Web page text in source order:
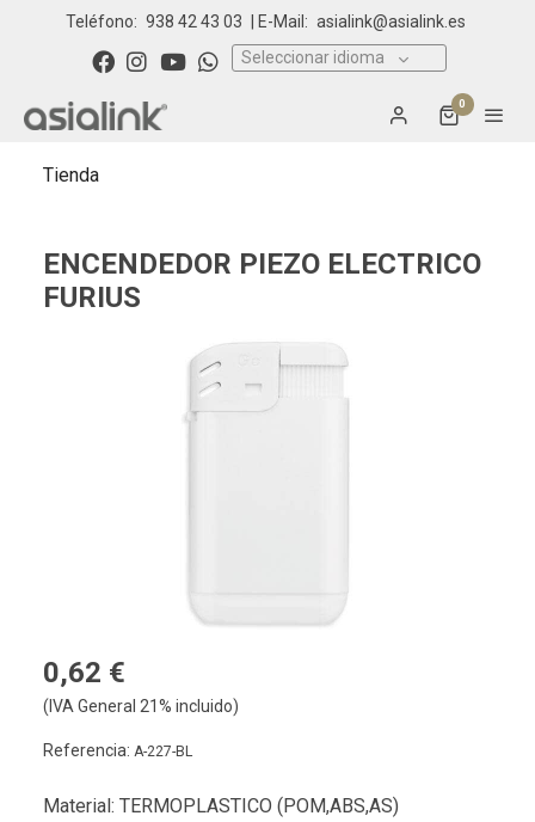
Teléfono: 938 42 43 03 | E-Mail: asialink@asialink.es
Seleccionar idioma
0
Tienda
ENCENDEDOR PIEZO ELECTRICO
FURIUS
0,62 €
(IVA General 21% incluido)
Referencia: A-227-BL
Material: TERMOPLASTICO (POM,ABS,AS)